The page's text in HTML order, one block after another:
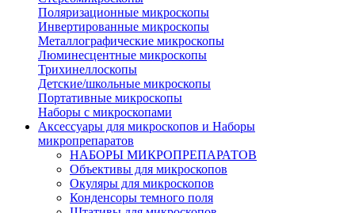
Поляризационные микроскопы
Инвертированные микроскопы
Металлографические микроскопы
Люминесцентные микроскопы
Трихинеллоскопы
Детские/школьные микроскопы
Портативные микроскопы
Наборы с микроскопами
Аксессуары для микроскопов и Наборы
микропрепаратов
НАБОРЫ МИКРОПРЕПАРАТОВ
Объективы для микроскопов
Окуляры для микроскопов
Конденсоры темного поля